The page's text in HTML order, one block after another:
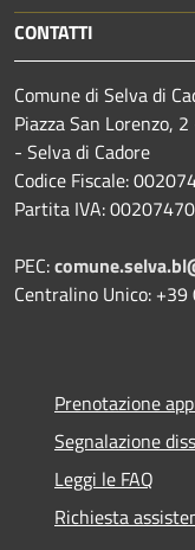
CONTATTI
Comune di Selva di
Piazza San Lorenzo,
- Selva di Cadore
Codice Fiscale:
Partita IVA:
PEC:
Centralino Unico:
Prenotazione
Segnalazione
Leggi le FAQ
Richiesta